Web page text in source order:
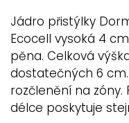
Jádro přistýlky
Ecocell vysoká 4
pěna. Celková
dostatečných 6
rozčlenění na zóny.
délce poskytuje